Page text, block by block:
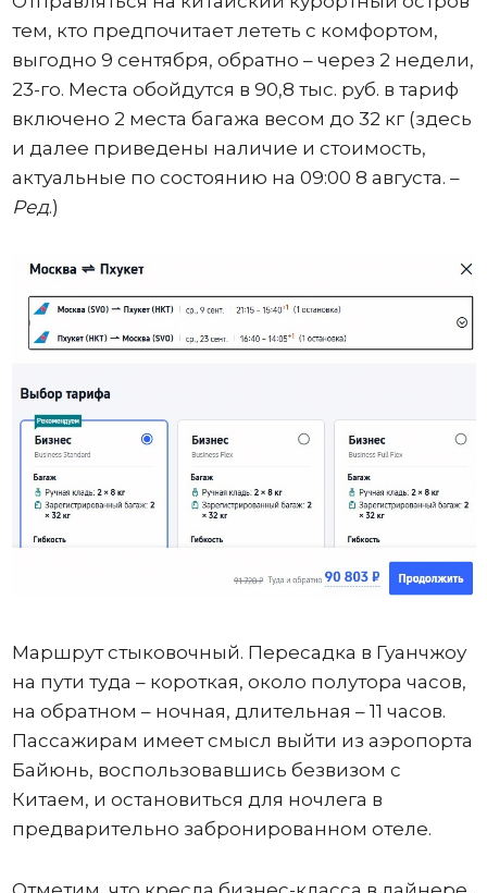
тем, кто предпочитает лететь с комфортом,
выгодно 9 сентября, обратно – через 2 недели,
23-го. Места обойдутся в 90,8 тыс. руб. в тариф
включено 2 места багажа весом до 32 кг (здесь
и далее приведены наличие и стоимость,
актуальные по состоянию на 09:00 8 августа. –
Ред.)
Маршрут стыковочный. Пересадка в Гуанчжоу
на пути туда – короткая, около полутора часов,
на обратном – ночная, длительная – 11 часов.
Пассажирам имеет смысл выйти из аэропорта
Байюнь, воспользовавшись безвизом с
Китаем, и остановиться для ночлега в
предварительно забронированном отеле.